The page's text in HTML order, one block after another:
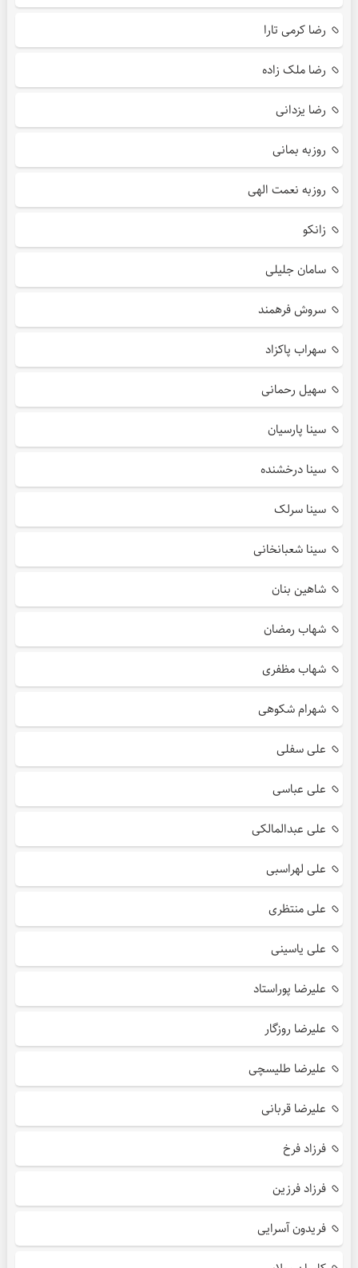
رضا کرمی تارا
رضا ملک زاده
رضا یزدانی
روزبه بمانی
روزبه نعمت الهی
زانکو
سامان جلیلی
سروش فرهمند
سهراب پاکزاد
سهیل رحمانی
سینا پارسیان
سینا درخشنده
سینا سرلک
سینا شعبانخانی
شاهین بنان
شهاب رمضان
شهاب مظفری
شهرام شکوهی
علی سفلی
علی عباسی
علی عبدالمالکی
علی لهراسبی
علی منتظری
علی یاسینی
علیرضا پوراستاد
علیرضا روزگار
علیرضا طلیسچی
علیرضا قربانی
فرزاد فرخ
فرزاد فرزین
فریدون آسرایی